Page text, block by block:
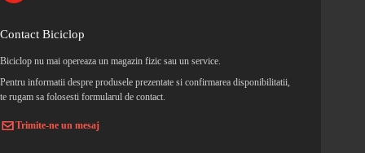
Contact Biciclop
Biciclop nu mai opereaza un magazin fizic sau un service.
Pentru informatii despre produsele prezentate si confirmarea disponibilitatii,
te rugam sa folosesti formularul de contact.
Trimite-ne un mesaj